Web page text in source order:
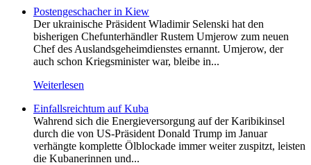
Postengeschacher in Kiew
Der ukrainische Präsident Wladimir Selenski hat den
bisherigen Chefunterhändler Rustem Umjerow zum neuen
Chef des Auslandsgeheimdienstes ernannt. Umjerow, der
auch schon Kriegsminister war, bleibe in...
Weiterlesen
Einfallsreichtum auf Kuba
Wahrend sich die Energieversorgung auf der Karibikinsel
durch die von US-Präsident Donald Trump im Januar
verhängte komplette Ölblockade immer weiter zuspitzt, leisten
die Kubanerinnen und...